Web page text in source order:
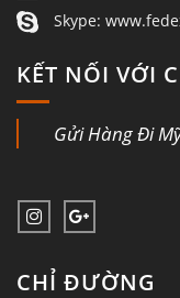
Skype:
KẾT NỐI VỚI
Gửi Hàng Đi
CHỈ ĐƯỜNG